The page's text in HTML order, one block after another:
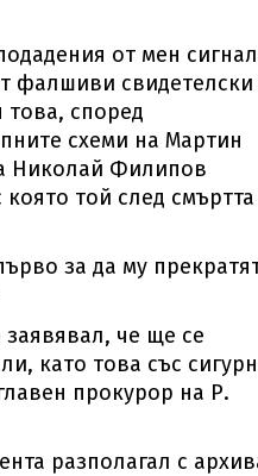
от мен
фалшиви свидетелски
според
схеми на Мартин
Николай Филипов
той след
за да му
че ще се
като това със
прокурор на Р.
разполагал с